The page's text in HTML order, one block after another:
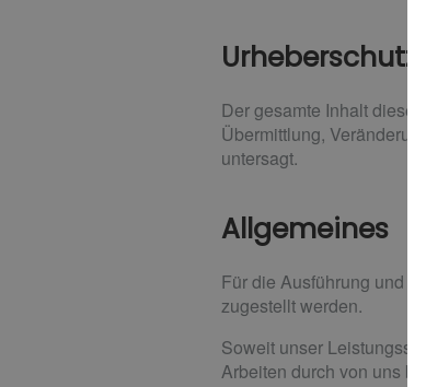
Urheberschutz
Der gesamte Inhalt
Übermittlung,
untersagt.
Allgemeines
Für die Ausführung und
zugestellt werden.
Soweit unser
Arbeiten durch von uns